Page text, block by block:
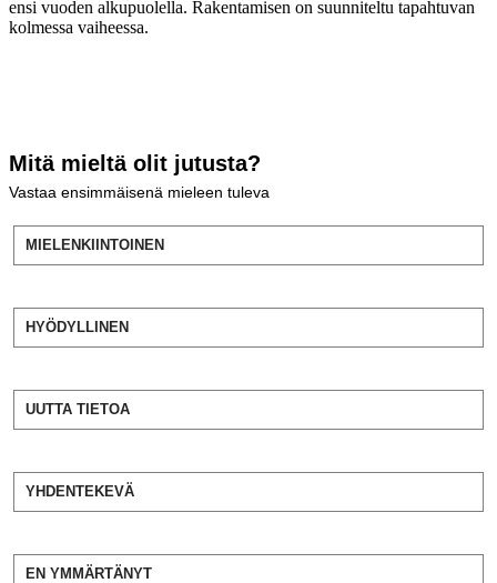
ensi vuoden alkupuolella. Rakentamisen on suunniteltu tapahtuvan
kolmessa vaiheessa.
Mitä mieltä olit jutusta?
Vastaa ensimmäisenä mieleen tuleva
MIELENKIINTOINEN
HYÖDYLLINEN
UUTTA TIETOA
YHDENTEKEVÄ
EN YMMÄRTÄNYT